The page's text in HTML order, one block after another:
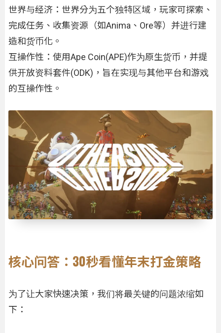
世界与经济：世界分为五个独特区域，玩家可探索、
完成任务、收集资源（如Anima、Ore等）并进行建
造和货币化。
互操作性：使用Ape Coin(APE)作为原生货币，并提
供开放资料套件(ODK)，旨在实现与其他平台和游戏
的互操作性。
核心问答：30秒看懂年末打金策略
为了让大家快速决策，我们将最关键的问题浓缩如
下：